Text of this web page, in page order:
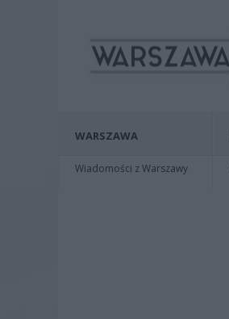
WARSZAWA
Wiadomości z Warszawy